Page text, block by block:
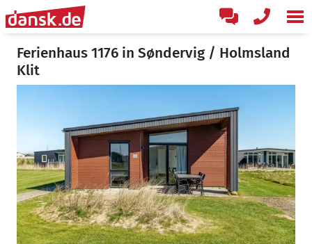
Ferienhaus 1176 in Søndervig / Holmsland
Klit